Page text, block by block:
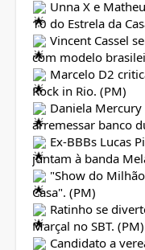
Unna X e
10 do Estrela da
Vincent Cassel
com modelo
Marcelo D2
Rock in Rio. (PM)
Daniela
arremessar banco
Ex-BBBs Lucas
juntam à banda
"Show do
Casa". (PM)
Ratinho se
Marçal no SBT. (PM)
Candidato a